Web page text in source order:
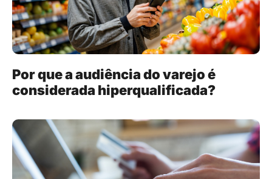
Por que a audiência do varejo é
considerada hiperqualificada?